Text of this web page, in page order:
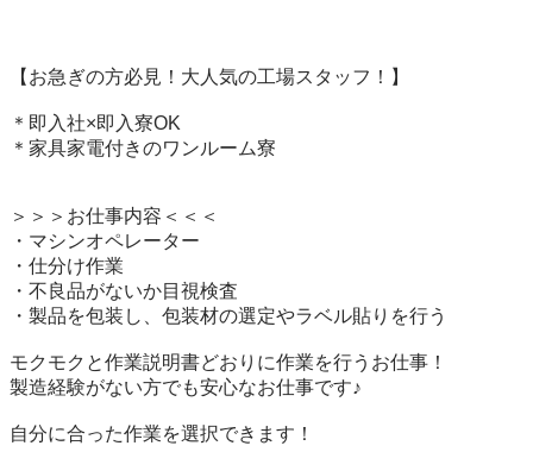
【お急ぎの方必見！大人気の工場スタッフ！】
＊即入社×即入寮OK
＊家具家電付きのワンルーム寮
＞＞＞お仕事内容＜＜＜
・マシンオペレーター
・仕分け作業
・不良品がないか目視検査
・製品を包装し、包装材の選定やラベル貼りを行う
モクモクと作業説明書どおりに作業を行うお仕事！
製造経験がない方でも安心なお仕事です♪
自分に合った作業を選択できます！